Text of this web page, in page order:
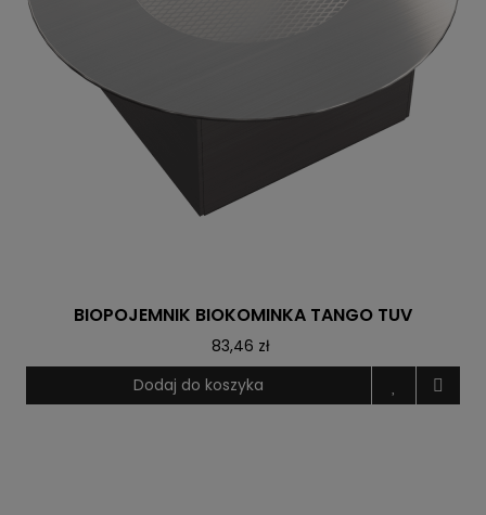
BIOPOJEMNIK BIOKOMINKA TANGO TUV
83,46 zł
Dodaj do koszyka